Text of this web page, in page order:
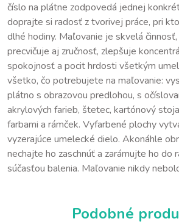
číslo na plátne zodpovedá jednej
doprajte si radosť z tvorivej práce, pri
dlhé hodiny. Maľovanie je skvelá
precvičuje aj zručnosť, zlepšuje
spokojnosť a pocit hrdosti všetkým
všetko, čo potrebujete na maľovanie:
plátno s obrazovou predlohou, s
akrylových farieb, štetec, kartónový
farbami a rámček. Vyfarbené plochy
vyzerajúce umelecké dielo. Akonáhle
nechajte ho zaschnúť a zarámujte ho do
súčasťou balenia. Maľovanie nikdy
Podobné